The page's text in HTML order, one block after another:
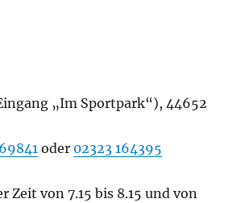
„Im Sportpark“), 44652
oder 02323 164395
Zeit von 7.15 bis 8.15 und von